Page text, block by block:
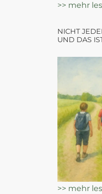
>> mehr
NICHT
UND DAS
>> mehr